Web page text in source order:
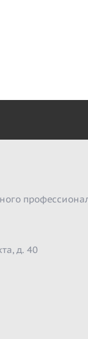
д. 40